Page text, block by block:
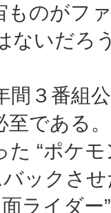
ものがフ
ないだろ
３番組
至である
“ポケモ
バックさ
ライダー